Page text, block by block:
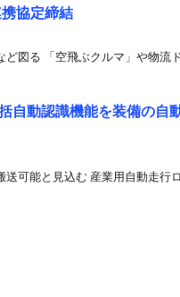
協定締結
図る 「空飛ぶクルマ」や物流
自動認識機能を装備の自
送可能と見込む 産業用自動走行